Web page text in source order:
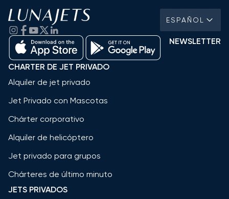
ESPAÑOL
NEWSLETTER
CHARTER DE JET PRIVADO
Alquiler de jet privado
Jet Privado con Mascotas
Chárter corporativo
Alquiler de helicóptero
Jet privado para grupos
Chárteres de último minuto
JETS PRIVADOS